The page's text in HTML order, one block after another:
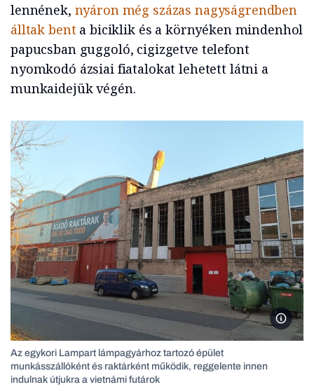
lennének, nyáron még százas nagyságrendben
álltak bent a biciklik és a környéken mindenhol
papucsban guggoló, cigizgetve telefont
nyomkodó ázsiai fiatalokat lehetett látni a
munkaidejük végén.
Az
Az egykori Lampart lámpagyárhoz tartozó épület
munkásszállóként és raktárként működik, reggelente innen
indulnak útjukra a vietnámi futárok